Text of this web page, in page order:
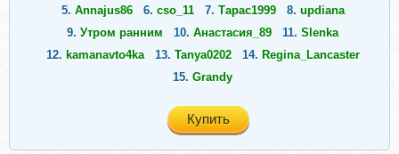
5. Аnnajus86 6. cso_11 7. Тарас1999 8. updiana
9. Утром ранним 10. Анастасия_89 11. Slenka
12. kamanavto4ka 13. Tanya0202 14. Regina_Lancaster
15. Grandy
Купить